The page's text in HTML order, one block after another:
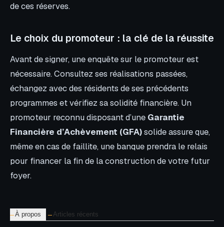
de ces réserves.
Le choix du promoteur : la clé de la réussite
Avant de signer, une enquête sur le promoteur est
nécessaire. Consultez ses réalisations passées,
échangez avec des résidents de ses précédents
programmes et vérifiez sa solidité financière. Un
promoteur reconnu disposant d’une Garantie
Financière d’Achèvement (GFA)solide assure que,
même en cas de faillite, une banque prendra le relais
pour financer la fin de la construction de votre futur
foyer.
À propos Articles récents